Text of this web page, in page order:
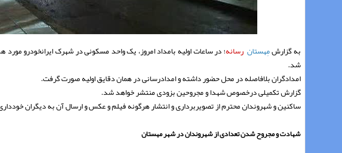
به گزارشمِهستان رسانه؛ در ساعات اولیه بامداد امروز، یک واحد مسکونی در شهرک ایرانخودرو
شد.
امدادگران بلافاصله در محل حضور داشته و امدادرسانی در همان دقایق اولیه صورت گرفت.
گزارش تکمیلی درخصوص شهدا و مجروحین بزودی منتشر خواهد شد.
ساکنین و شهروندان محترم از تصویربرداری و انتشار هرگونه فیلم و عکس و ارسال آن به دیگران
شهادت و مجروح شدن تعدادی از شهروندان در شهر مهستان